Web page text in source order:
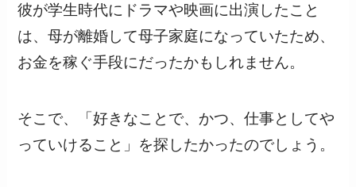
彼が学生時代にドラマや映画に出演したこと
は、母が離婚して母子家庭になっていたため、
お金を稼ぐ手段にだったかもしれません。
そこで、「好きなことで、かつ、仕事としてや
っていけること」を探したかったのでしょう。